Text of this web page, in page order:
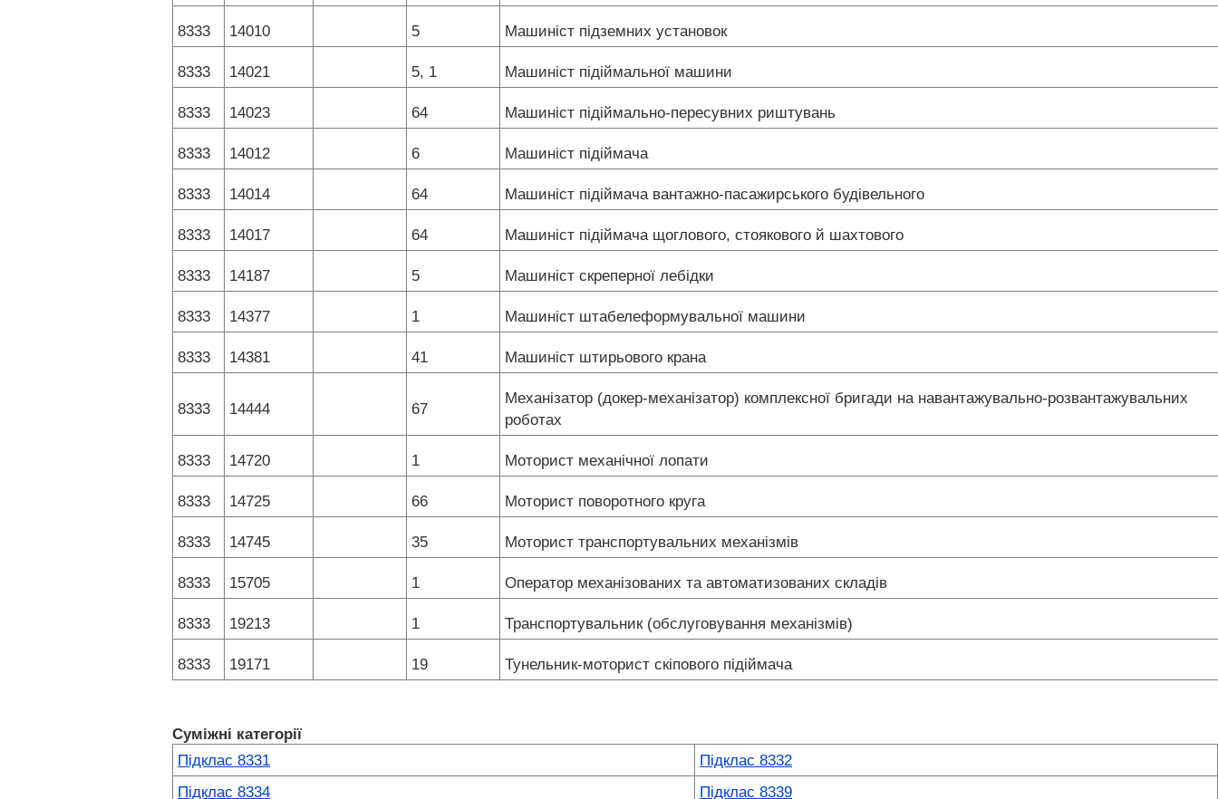
8333 14010 5 Машиніст підземних установок
8333 14021 5, 1 Машиніст підіймальної машини
8333 14023 64 Машиніст підіймально-пересувних риштувань
8333 14012 6 Машиніст підіймача
8333 14014 64 Машиніст підіймача вантажно-пасажирського будівельного
8333 14017 64 Машиніст підіймача щоглового, стоякового й шахтового
8333 14187 5 Машиніст скреперної лебідки
8333 14377 1 Машиніст штабелеформувальної машини
8333 14381 41 Машиніст штирьового крана
8333 14444 67
Механізатор (докер-механізатор) комплексної бригади на навантажувально-розвантажувальних
роботах
8333 14720 1 Моторист механічної лопати
8333 14725 66 Моторист поворотного круга
8333 14745 35 Моторист транспортувальних механізмів
8333 15705 1 Оператор механізованих та автоматизованих складів
8333 19213 1 Транспортувальник (обслуговування механізмів)
8333 19171 19 Тунельник-моторист скіпового підіймача
Суміжні категорії
Підклас 8331
Підклас 8332
Підклас 8334
Підклас 8339